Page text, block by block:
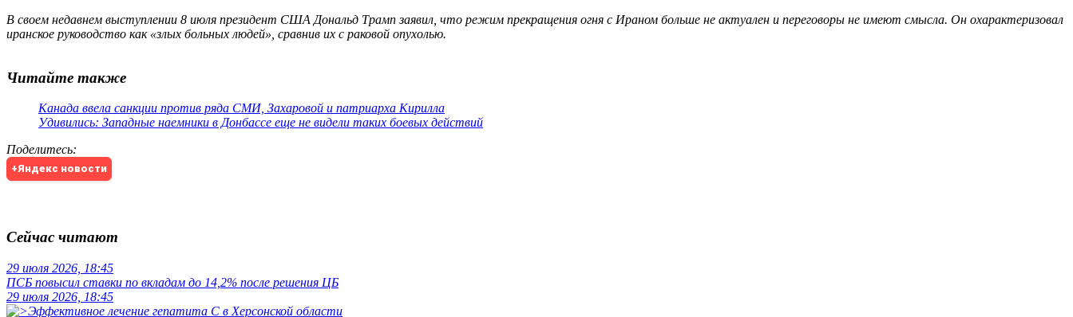
В своем недавнем выступлении 8 июля президент США Дональд Трамп заявил, что режим прекращения огня с Ираном больше не актуален и переговоры не имеют смысла. Он охарактеризовал
иранское руководство как «злых больных людей», сравнив их с раковой опухолью.
Читайте также
Канада ввела санкции против ряда СМИ, Захаровой и патриарха Кирилла
Удивились: Западные наемники в Донбассе еще не видели таких боевых действий
Поделитесь:
+Яндекс новости
Сейчас читают
29 июля 2026, 18:45
ПСБ повысил ставки по вкладам до 14,2% после решения ЦБ
29 июля 2026, 18:45